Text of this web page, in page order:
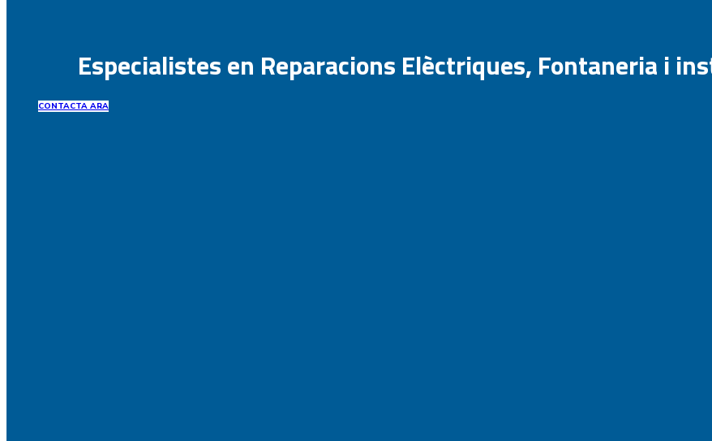
Especialistes en Reparacions Elèctriques, Fontaneria i
CONTACTA ARA